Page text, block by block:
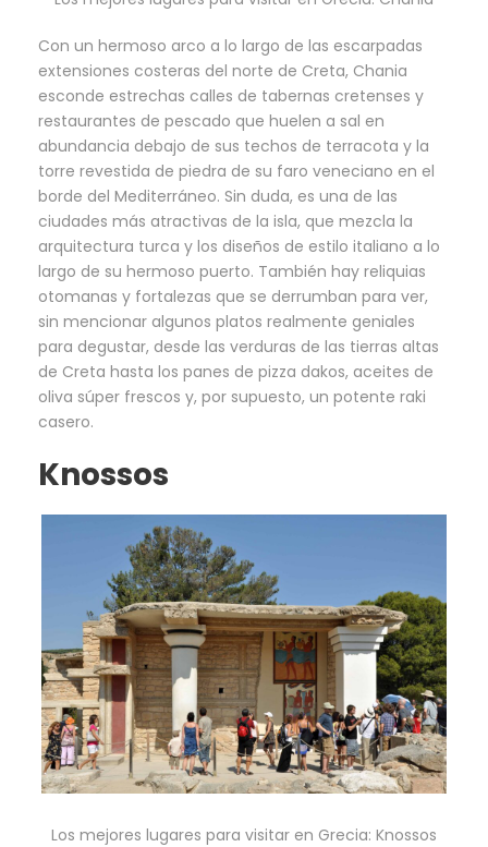
Con un hermoso arco a lo largo de las escarpadas
extensiones costeras del norte de Creta, Chania
esconde estrechas calles de tabernas cretenses y
restaurantes de pescado que huelen a sal en
abundancia debajo de sus techos de terracota y la
torre revestida de piedra de su faro veneciano en el
borde del Mediterráneo. Sin duda, es una de las
ciudades más atractivas de la isla, que mezcla la
arquitectura turca y los diseños de estilo italiano a lo
largo de su hermoso puerto. También hay reliquias
otomanas y fortalezas que se derrumban para ver,
sin mencionar algunos platos realmente geniales
para degustar, desde las verduras de las tierras altas
de Creta hasta los panes de pizza dakos, aceites de
oliva súper frescos y, por supuesto, un potente raki
casero.
Knossos
Los mejores lugares para visitar en Grecia: Knossos